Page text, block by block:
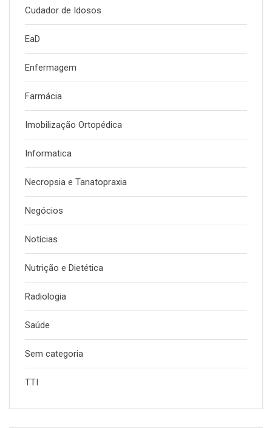
Cudador de Idosos
EaD
Enfermagem
Farmácia
Imobilização Ortopédica
Informatica
Necropsia e Tanatopraxia
Negócios
Notícias
Nutrição e Dietética
Radiologia
Saúde
Sem categoria
TTI